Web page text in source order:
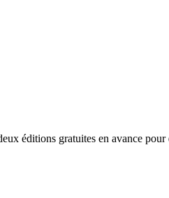
éditions gratuites en avance